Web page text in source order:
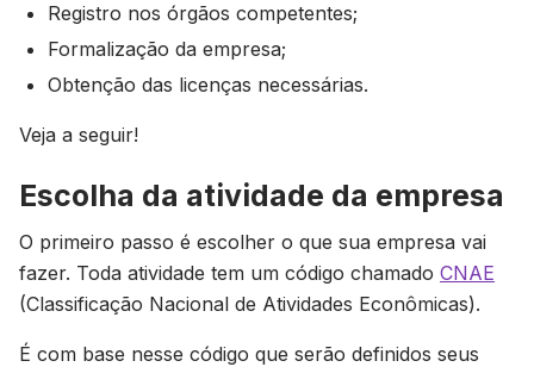
Registro nos órgãos competentes;
Formalização da empresa;
Obtenção das licenças necessárias.
Veja a seguir!
Escolha da atividade da empresa
O primeiro passo é escolher o que sua empresa vai
fazer. Toda atividade tem um código chamado CNAE
(Classificação Nacional de Atividades Econômicas).
É com base nesse código que serão definidos seus